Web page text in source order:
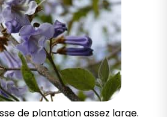
de plantation assez large.